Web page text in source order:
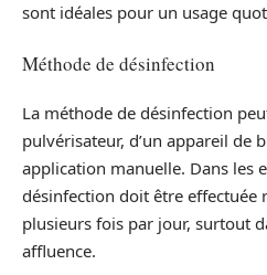
sont idéales pour un usage
Méthode de désinfection
La méthode de désinfection
pulvérisateur, d’un appareil de
application manuelle. Dans les
désinfection doit être effectuée
plusieurs fois par jour, surtout
affluence.